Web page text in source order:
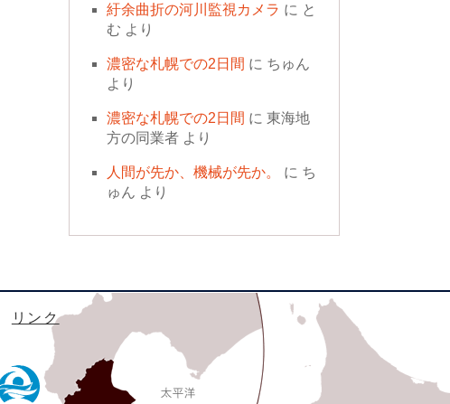
紆余曲折の河川監視カメラ に と
む より
濃密な札幌での2日間 に ちゅん
より
濃密な札幌での2日間 に 東海地
方の同業者より
人間が先か、機械が先か。 に ち
ゅん より
リンク